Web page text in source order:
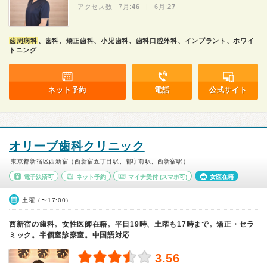
アクセス数 7月:46 | 6月:27
歯周病科 、歯科、矯正歯科、小児歯科、歯科口腔外科、インプラント、ホワイ
トニング
ネット予約 電話 公式サイト
オリーブ歯科クリニック
東京都新宿区西新宿（西新宿五丁目駅、都庁前駅、西新宿駅）
電子決済可 ネット予約 マイナ受付 (スマホ可) 女医在籍
土曜（〜17:00）
西新宿の歯科。女性医師在籍。平日19時、土曜も17時まで。矯正・セラ
ミック。半個室診察室。中国語対応
3.56